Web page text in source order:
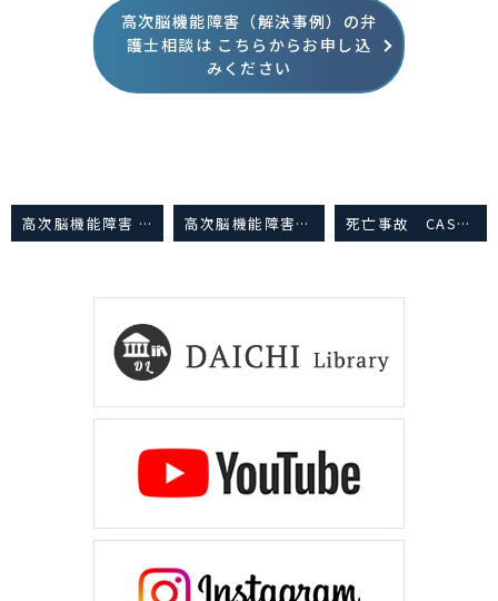
高次脳機能障害（解決事例）の弁
護士相談は こちらからお申し込
みください
高次脳機能障害 CASES21 高次脳機能障害（解決事例） 死亡事故 CASES14